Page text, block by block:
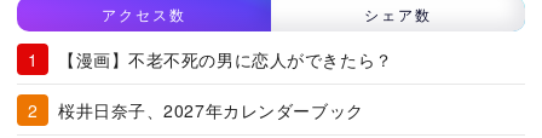
アクセス数 シェア数
【漫画】不老不死の男に恋人ができたら？
桜井日奈子、2027年カレンダーブック